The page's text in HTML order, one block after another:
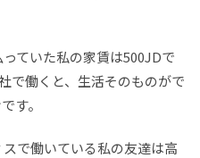
ていた私の家賃は500JDで
で働くと、生活そのものがで
す。
で働いている私の友達は高